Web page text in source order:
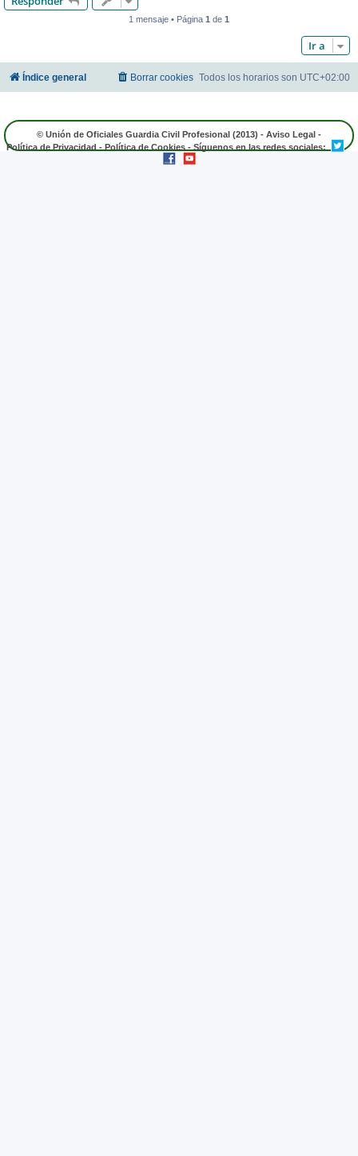
1 mensaje • Página 1 de 1
Ir a
Índice general Todos los horarios son UTC+02:00
Borrar cookies
© Unión de Oficiales Guardia Civil Profesional (2013) - Aviso Legal -
Política de Privacidad - Política de Cookies - Síguenos en las redes sociales: